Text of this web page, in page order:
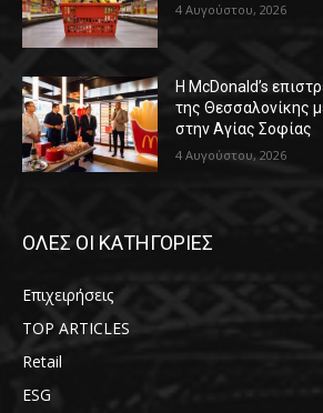
4 Αυγούστου, 2026
Η McDonald’s
της Θεσσαλονίκης
στην Αγίας Σοφίας
4 Αυγούστου, 2026
ΟΛΕΣ ΟΙ ΚΑΤΗΓΟΡΙΕΣ
Επιχειρήσεις
TOP ARTICLES
Retail
ESG